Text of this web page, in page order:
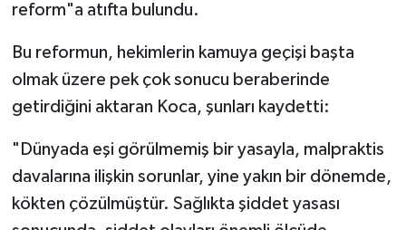
reform"a atıfta bulundu.
Bu reformun, hekimlerin kamuya geçişi başta
olmak üzere pek çok sonucu beraberinde
getirdiğini aktaran Koca, şunları kaydetti:
"Dünyada eşi görülmemiş bir yasayla, malpraktis
davalarına ilişkin sorunlar, yine yakın bir dönemde,
kökten çözülmüştür. Sağlıkta şiddet yasası